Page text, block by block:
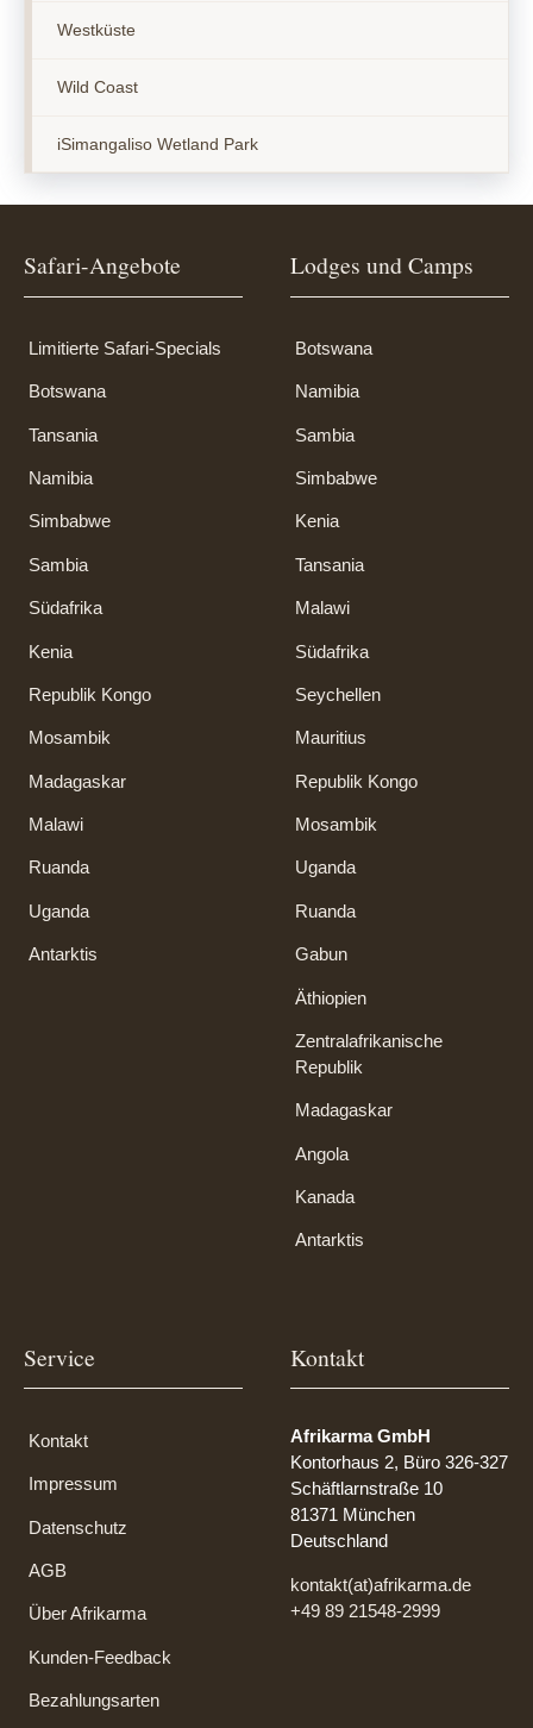
Westküste
Wild Coast
iSimangaliso Wetland Park
Safari-Angebote
Limitierte Safari-Specials
Botswana
Tansania
Namibia
Simbabwe
Sambia
Südafrika
Kenia
Republik Kongo
Mosambik
Madagaskar
Malawi
Ruanda
Uganda
Antarktis
Lodges und Camps
Botswana
Namibia
Sambia
Simbabwe
Kenia
Tansania
Malawi
Südafrika
Seychellen
Mauritius
Republik Kongo
Mosambik
Uganda
Ruanda
Gabun
Äthiopien
Zentralafrikanische
Republik
Madagaskar
Angola
Kanada
Antarktis
Service
Kontakt
Impressum
Datenschutz
AGB
Über Afrikarma
Kunden-Feedback
Bezahlungsarten
Kontakt
Afrikarma GmbH
Kontorhaus 2, Büro 326-327
Schäftlarnstraße 10
81371 München
Deutschland
kontakt(at)afrikarma.de
+49 89 21548-2999